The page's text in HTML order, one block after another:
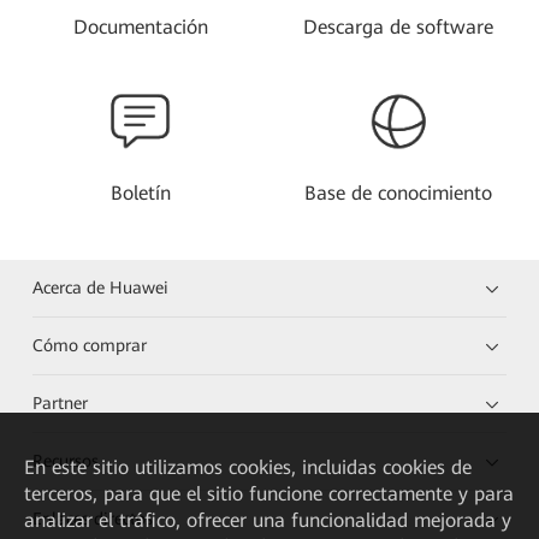
Documentación Descarga de software
Boletín Base de conocimiento
Acerca de Huawei
Cómo comprar
Partner
Recursos
Enlaces directos
En este sitio utilizamos cookies, incluidas cookies de
terceros, para que el sitio funcione correctamente y para
analizar el tráfico, ofrecer una funcionalidad mejorada y